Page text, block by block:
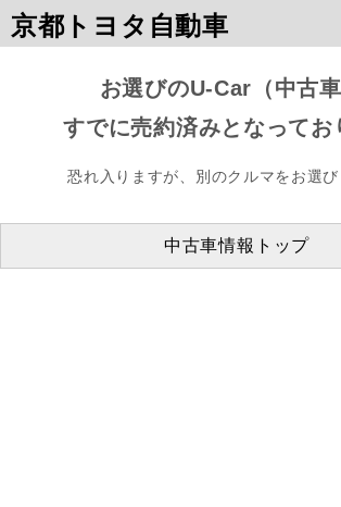
京都トヨタ自動車
お選びのU-Car（中古
すでに売約済みとなってお
恐れ入りますが、別のクルマをお選び
中古車情報トップ